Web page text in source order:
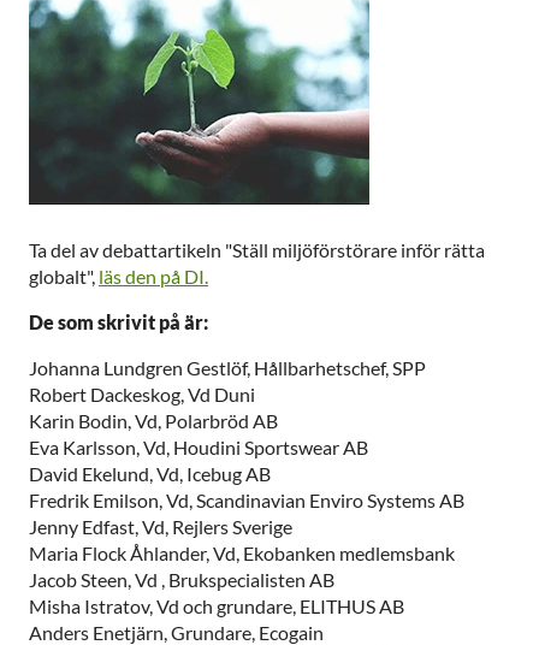
Ta del av debattartikeln "Ställ miljöförstörare inför rätta
globalt", läs den på DI.
De som skrivit på är:
Johanna Lundgren Gestlöf, Hållbarhetschef, SPP
Robert Dackeskog, Vd Duni
Karin Bodin, Vd, Polarbröd AB
Eva Karlsson, Vd, Houdini Sportswear AB
David Ekelund, Vd, Icebug AB
Fredrik Emilson, Vd, Scandinavian Enviro Systems AB
Jenny Edfast, Vd, Rejlers Sverige
Maria Flock Åhlander, Vd, Ekobanken medlemsbank
Jacob Steen, Vd , Brukspecialisten AB
Misha Istratov, Vd och grundare, ELITHUS AB
Anders Enetjärn, Grundare, Ecogain